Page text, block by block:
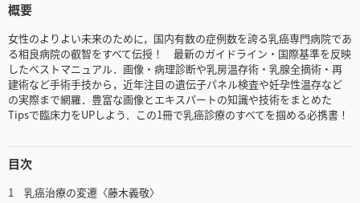
概要
女性のよりよい未来のために，国内有数の症例数を誇る乳癌専門病院であ
る相良病院の叡智をすべて伝授！ 最新のガイドライン・国際基準を反映
したベストマニュアル．画像・病理診断や乳房温存術・乳腺全摘術・再
建術など手術手技から，近年注目の遺伝子パネル検査や妊孕性温存など
の実際まで網羅．豊富な画像とエキスパートの知識や技術をまとめた
Tipsで臨床力をUPしよう．この1冊で乳癌診療のすべてを掴める必携書！
目次
1 乳癌治療の変遷〈藤木義敬〉